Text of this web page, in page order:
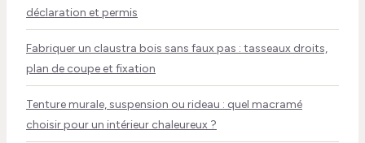
déclaration et permis
Fabriquer un claustra bois sans faux pas : tasseaux droits,
plan de coupe et fixation
Tenture murale, suspension ou rideau : quel macramé
choisir pour un intérieur chaleureux ?